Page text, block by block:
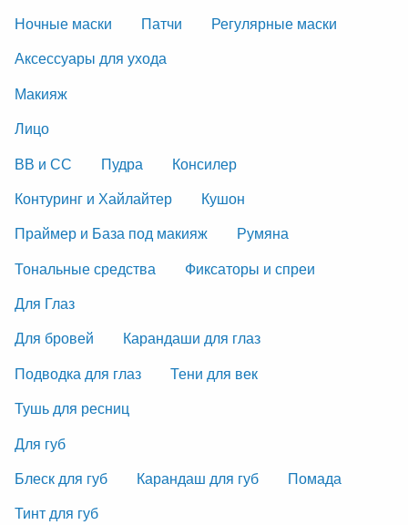
Ночные маски
Патчи
Регулярные маски
Аксессуары для ухода
Макияж
Лицо
ВВ и СС
Пудра
Консилер
Контуринг и Хайлайтер
Кушон
Праймер и База под макияж
Румяна
Тональные средства
Фиксаторы и спреи
Для Глаз
Для бровей
Карандаши для глаз
Подводка для глаз
Тени для век
Тушь для ресниц
Для губ
Блеск для губ
Карандаш для губ
Помада
Тинт для губ